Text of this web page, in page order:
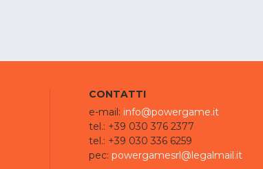
CONTATTI
e-mail: info@powergame.it
tel.: +39 030 376 2377
tel.: +39 030 336 6259
pec: powergamesrl@legalmail.it